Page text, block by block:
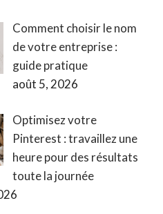
Comment choisir le nom
de votre entreprise :
guide pratique
août 5, 2026
Optimisez votre
Pinterest : travaillez une
heure pour des résultats
toute la journée